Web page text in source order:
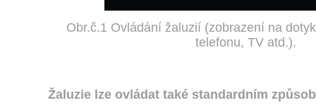
Obr.č.1 Ovládání žaluzií (zobrazení na
telefonu, TV atd.).
Žaluzie lze ovládat také standardním